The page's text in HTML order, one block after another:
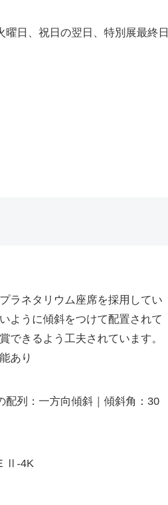
日、祝日の翌日、特別展最終日
ラネタリウム座席を採用してい
ように傾斜をつけて配置されて
できるよう工夫されています。
あり
配列：一方向傾斜｜傾斜角：30
Ⅱ-4K